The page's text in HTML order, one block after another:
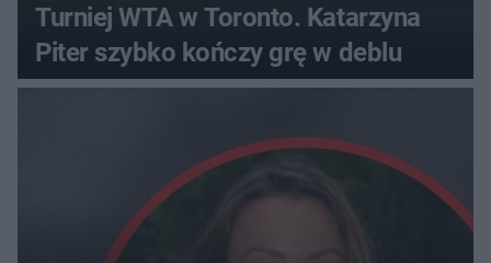
Turniej WTA w Toronto. Katarzyna
Piter szybko kończy grę w deblu